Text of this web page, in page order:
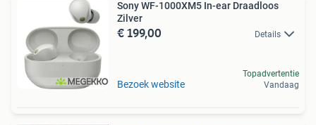
Sony WF-1000XM5 In-ear Draadloos
Zilver
€ 199,00 Details
Bezoek website
Topadvertentie
Vandaag